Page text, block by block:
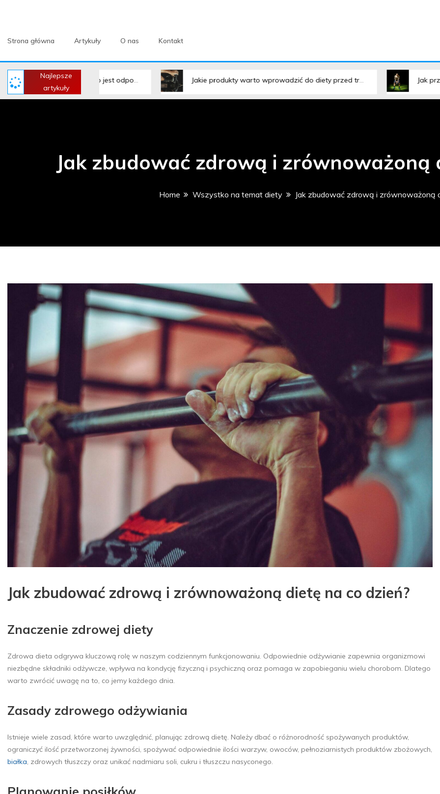
Strona główna Artykuły O nas Kontakt
Najlepsze
artykuły
– dla kogo jest odpowiednia? Jakie produkty warto wprowadzić do diety przed treningiem? Jak przygotować
Jak zbudować zdrową i zrównoważoną
Home Wszystko na temat diety Jak zbudować zdrową i zrównoważoną
Jak zbudować zdrową i zrównoważoną dietę na co dzień?
Znaczenie zdrowej diety
Zdrowa dieta odgrywa kluczową rolę w naszym codziennym funkcjonowaniu. Odpowiednie odżywianie zapewnia organizmowi
niezbędne składniki odżywcze, wpływa na kondycję fizyczną i psychiczną oraz pomaga w zapobieganiu wielu chorobom. Dlatego
warto zwrócić uwagę na to, co jemy każdego dnia.
Zasady zdrowego odżywiania
Istnieje wiele zasad, które warto uwzględnić, planując zdrową dietę. Należy dbać o różnorodność spożywanych produktów,
ograniczyć ilość przetworzonej żywności, spożywać odpowiednie ilości warzyw, owoców, pełnoziarnistych produktów zbożowych,
białka , zdrowych tłuszczy oraz unikać nadmiaru soli, cukru i tłuszczu nasyconego.